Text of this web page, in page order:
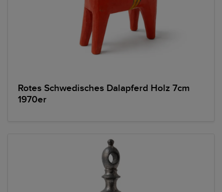
Rotes Schwedisches Dalapferd Holz 7cm
1970er